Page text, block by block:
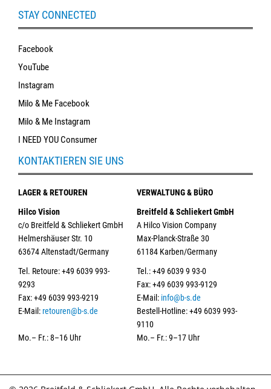
STAY CONNECTED
Facebook
YouTube
Instagram
Milo & Me Facebook
Milo & Me Instagram
I NEED YOU Consumer
KONTAKTIEREN SIE UNS
LAGER & RETOUREN
Hilco Vision
c/o Breitfeld & Schliekert GmbH
Helmershäuser Str. 10
63674 Altenstadt/Germany
Tel. Retoure: +49 6039 993-
9293
Fax: +49 6039 993-9219
E-Mail:retouren@b-s.de
Mo.– Fr.: 8–16 Uhr
VERWALTUNG & BÜRO
Breitfeld & Schliekert GmbH
A Hilco Vision Company
Max-Planck-Straße 30
61184 Karben/Germany
Tel.: +49 6039 9 93-0
Fax: +49 6039 993-9129
E-Mail: info@b-s.de
Bestell-Hotline: +49 6039 993-
9110
Mo.– Fr.: 9–17 Uhr